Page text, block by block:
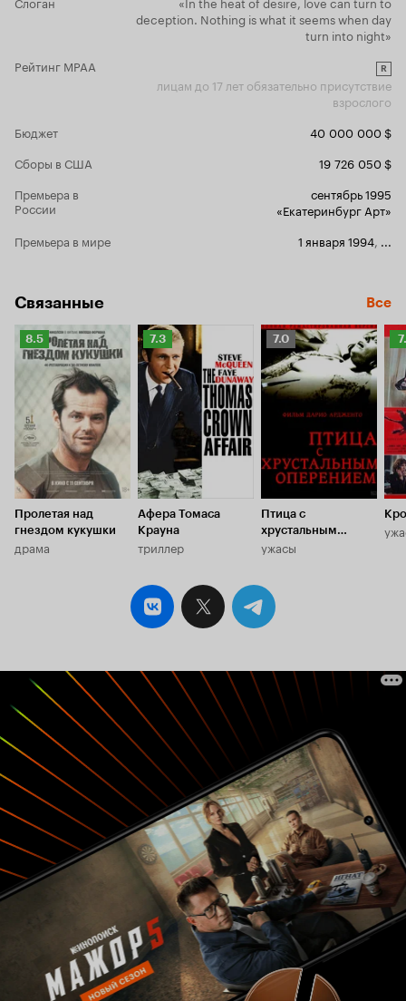
пересматривать ещё много поколений
киноманов. 10 из 10
deception. Nothing is what it seems when day
turn into night»
Рейтинг MPAA
R
лицам до 17 лет обязательно присутствие
взрослого
Бюджет
40 000 000 $
Сборы в США
19 726 050 $
Премьера в
России
сентябрь 1995
«Екатеринбург Арт»
Премьера в мире
1 января 1994
Связанные Все
Рейтинг
Кинопоиска
8.5
Пролетая над
гнездом кукушки
драма
Рейтинг
Кинопоиска
7.3
7.3
Афера Томаса
Крауна
триллер
Рейтинг
Кинопоиска
7.0
7.0
Птица с
хрустальным
оперением
ужасы
7.1